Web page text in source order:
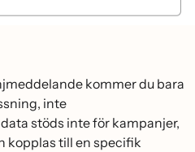
kommer du bara
inte
stöds inte för kampanjer,
kopplas till en specifik